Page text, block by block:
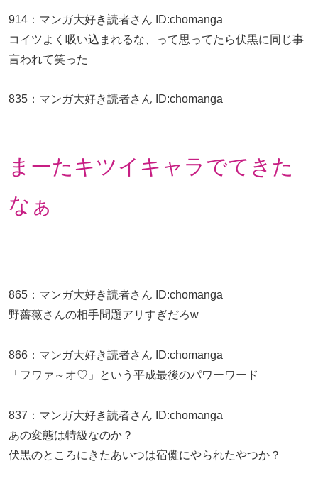
914 ： マンガ大好き読者さん ID:chomanga
コイツよく吸い込まれるな、って思ってたら伏黒に同じ事
言われて笑った
835 ： マンガ大好き読者さん ID:chomanga
まーたキツイキャラでてきた
なぁ
865 ： マンガ大好き読者さん ID:chomanga
野薔薇さんの相手問題アリすぎだろw
866 ： マンガ大好き読者さん ID:chomanga
「フワァ～オ♡」という平成最後のパワーワード
837 ： マンガ大好き読者さん ID:chomanga
あの変態は特級なのか？
伏黒のところにきたあいつは宿儺にやられたやつか？